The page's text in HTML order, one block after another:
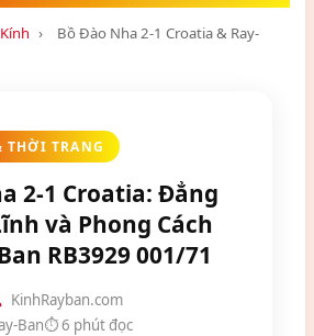
›
Bồ Đào Nha 2-1 Croatia & Ray-
THỜI TRANG
2-1 Croatia: Đẳng
và Phong Cách
RB3929 001/71
KinhRayban.com
Ban⏱ 6 phút đọc